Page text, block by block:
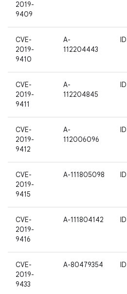
2019-
9409
CVE-
2019-
9410
A-
112204443
ID
CVE-
2019-
9411
A-
112204845
ID
CVE-
2019-
9412
A-
112006096
ID
CVE-
2019-
9415
A-111805098 ID
CVE-
2019-
9416
A-111804142 ID
CVE-
2019-
9433
A-80479354 ID